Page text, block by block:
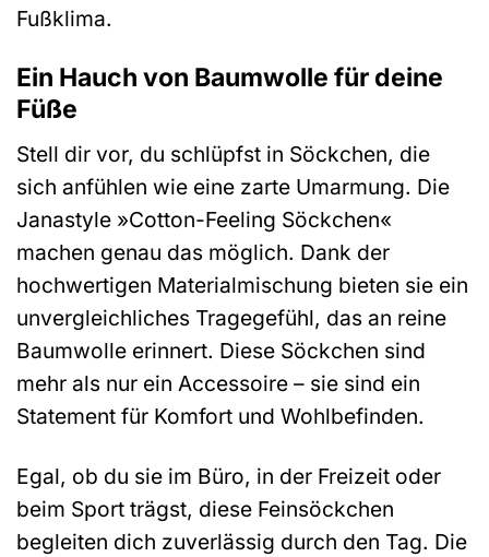
Fußklima.
Ein Hauch von Baumwolle für deine
Füße
Stell dir vor, du schlüpfst in Söckchen, die
sich anfühlen wie eine zarte Umarmung. Die
Janastyle »Cotton-Feeling Söckchen«
machen genau das möglich. Dank der
hochwertigen Materialmischung bieten sie ein
unvergleichliches Tragegefühl, das an reine
Baumwolle erinnert. Diese Söckchen sind
mehr als nur ein Accessoire – sie sind ein
Statement für Komfort und Wohlbefinden.
Egal, ob du sie im Büro, in der Freizeit oder
beim Sport trägst, diese Feinsöckchen
begleiten dich zuverlässig durch den Tag. Die